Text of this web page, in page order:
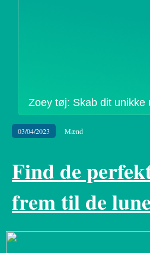
Zoey tøj: Skab dit unikke
03/04/2023 Mænd
Find de
frem til de